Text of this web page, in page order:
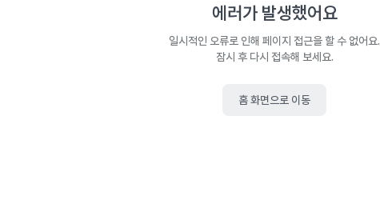
에러가 발생했어요
일시적인 오류로 인해 페이지 접근을 할 수 없어요.
잠시 후 다시 접속해 보세요.
홈 화면으로 이동